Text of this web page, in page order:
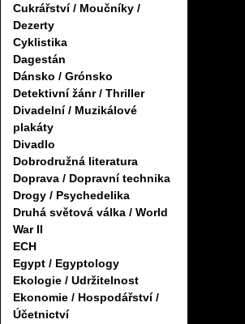
Cukrářství / Moučníky /
Dezerty
Cyklistika
Dagestán
Dánsko / Grónsko
Detektivní žánr / Thriller
Divadelní / Muzikálové
plakáty
Divadlo
Dobrodružná literatura
Doprava / Dopravní technika
Drogy / Psychedelika
Druhá světová válka / World
War II
ECH
Egypt / Egyptology
Ekologie / Udržitelnost
Ekonomie / Hospodářství /
Účetnictví